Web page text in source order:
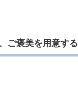
ご褒美を用意する